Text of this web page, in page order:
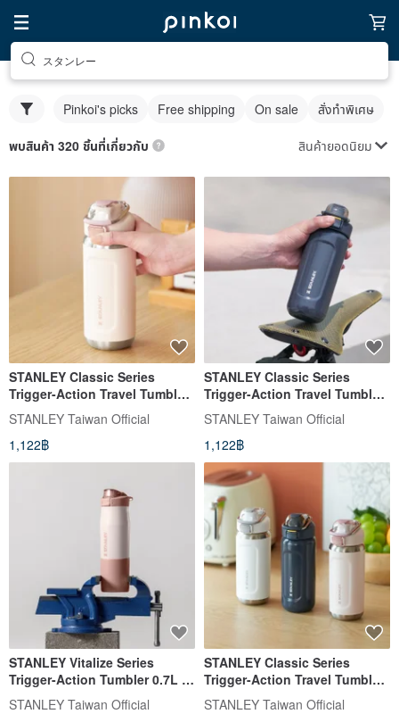
スタンレー
Pinkoi's picks Free shipping On sale สั่งทำพิเศษ
พบสินค้า 320 ชิ้นที่เกี่ยวกับ สินค้ายอดนิยม
STANLEY Classic Series
Trigger-Action Travel Tumbler
0.47L / Mountain Berry
STANLEY Taiwan Official
1,122฿
STANLEY Classic Series
Trigger-Action Travel Tumbler
0.47L / Twilight Blue
STANLEY Taiwan Official
1,122฿
STANLEY Vitalize Series
Trigger-Action Tumbler 0.7L /
Mountain Rose
STANLEY Taiwan Official
STANLEY Classic Series
Trigger-Action Travel Tumbler
0.47L / Snow White
STANLEY Taiwan Official